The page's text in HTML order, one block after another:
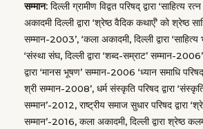
सम्मान: दिल्ली ग्रामीण विद्वत परिषद् द्वारा ‘साहित्य
अकादमी दिल्ली द्वारा ‘श्रेष्ठ वैदिक कथाएँ’ को श्रेष्ठ
सम्मान-2003’, ‘कला अकादमी, दिल्ली द्वारा
‘संस्था संघ, दिल्ली द्वारा ‘शब्द-सम्राट’ सम्मान-
द्वारा ‘मानस भूषण’ सम्मान-2006 ‘ध्यान समाधि परिषद्’
श्री सम्मान-2008’, धर्म संस्कृति परिषद द्वारा
सम्मान’-2012, राष्ट्रीय समाज सुधार परिषद द्वारा
सम्मान’-2016, कला अकादमी, दिल्ली द्वारा श्रेष्ठ